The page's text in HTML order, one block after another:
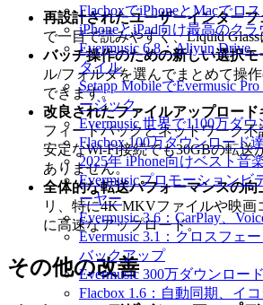
FlacboxでiPhoneとMacでロ
iPhoneとiPad向け最高のク
Evermusic 6.8：Aliyun Drive
タイル
Setapp MobileでEvermusic
ージック
Evermusic 世界で1100万ダ
Flacbox 100万ダウンロード
2025年 iPhone向けベスト音
Evermusicプロモーション
ーヤー
Evermusic 3.6：CarPlay、
Evermusic 3.1：クロスフェ
バックアップ
Evermusic 300万ダウンロー
Flacbox 1.6：自動同期、イ
再設計されたユーザーインターフ
で一目で読みやすく、Liquid
バッチ操作のための新しい選択モ
ル/フォルダを選んでまとめて操
できます。
改良されたファイルアップロード
フィードバックとネットワーク
安定なWi-Fi接続でも30GBの転送
ありません。
全体的な転送パフォーマンスの向
リ、特に4K MKVファイルや映画
に高速なアップロード。
その他の改善